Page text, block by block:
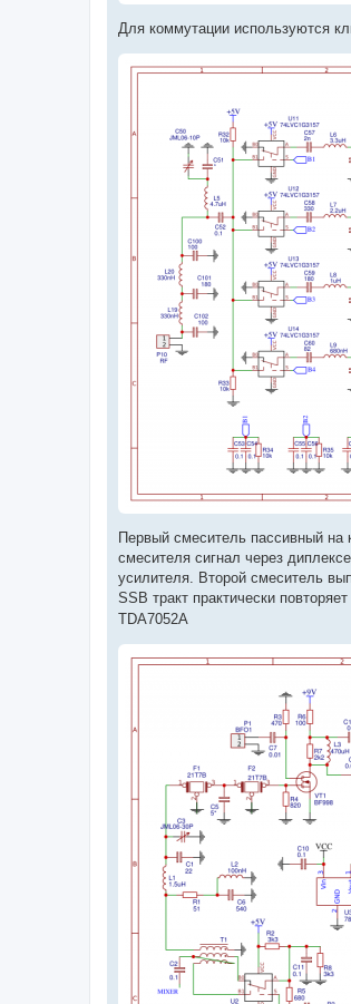
Для коммутации используются
Первый смеситель пассивный на
смесителя сигнал через
усилителя. Второй смеситель
SSB тракт практически
TDA7052A